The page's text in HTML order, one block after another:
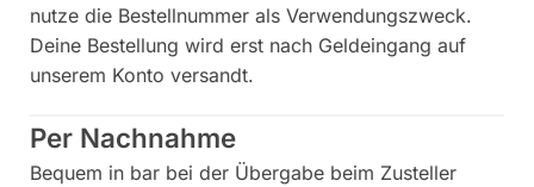
nutze die Bestellnummer als Verwendungszweck.
Deine Bestellung wird erst nach Geldeingang auf
unserem Konto versandt.
Per Nachnahme
Bequem in bar bei der Übergabe beim Zusteller